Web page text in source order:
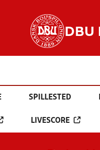
DBU
SPILLESTED
LIVESCORE